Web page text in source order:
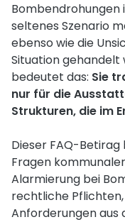
Bombendrohungen
seltenes Szenario
ebenso wie die
Situation gehandelt
bedeutet das: Sie
nur für die
Strukturen, die im
Dieser FAQ-
Fragen
Alarmierung bei
rechtliche
Anforderungen aus